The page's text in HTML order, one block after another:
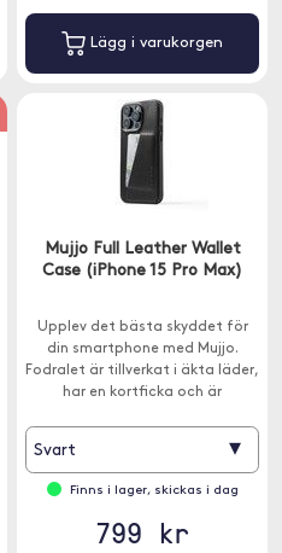
Lägg i varukorgen
Mujjo Full Leather Wallet
Case (iPhone 15 Pro Max)
Upplev det bästa skyddet för
din smartphone med Mujjo.
Fodralet är tillverkat i äkta läder,
har en kortficka och är
Svart ▾
Finns i lager, skickas i dag
799 kr